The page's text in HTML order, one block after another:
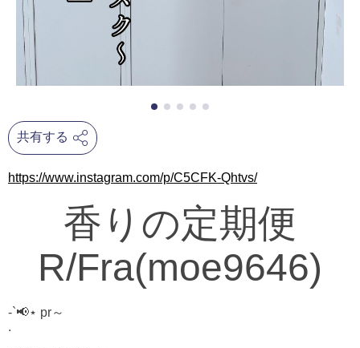
共有する
https://www.instagram.com/p/C5CFK-Qhtvs/
香りの定期便
R/Fra(moe9646)
-`📢⋆ pr～
.